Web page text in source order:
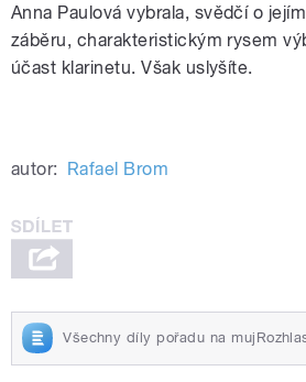
Anna Paulová vybrala, svědčí o
záběru, charakteristickým rysem
účast klarinetu. Však uslyšíte.
autor: Rafael Brom
Všechny díly pořadu na